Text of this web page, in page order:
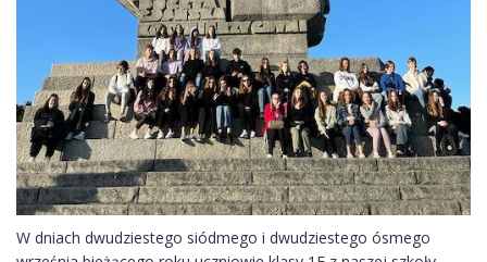
W dniach dwudziestego siódmego i dwudziestego ósmego